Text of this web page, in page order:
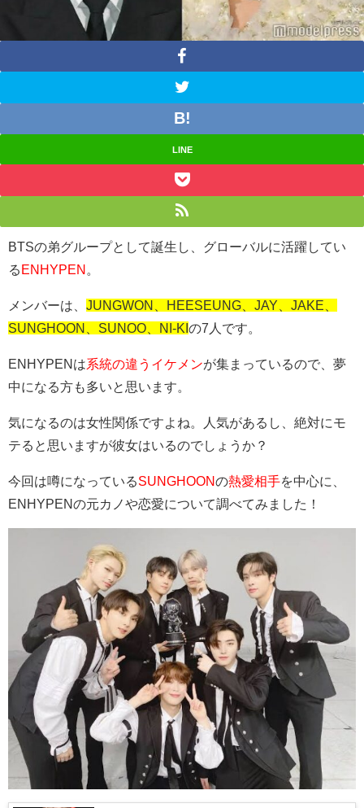
LINE
BTSの弟グループとして誕生し、グローバルに活躍してい
る ENHYPEN
メンバーは、 JUNGWON、HEESEUNG、JAY、JAKE、
SUNGHOON、SUNOO、NI-KI の7人です。
ENHYPENは系統の違うイケメンが集まっているので、夢
中になる方も多いと思います。
気になるのは女性関係ですよね。人気があるし、絶対にモ
テると思いますが彼女はいるのでしょうか？
今回は噂になっているSUNGHOONの熱愛相手を中心に、
ENHYPENの元カノや恋愛について調べてみました！